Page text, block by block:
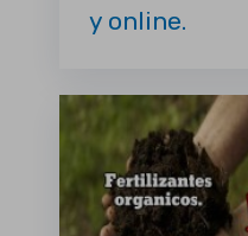
y online.